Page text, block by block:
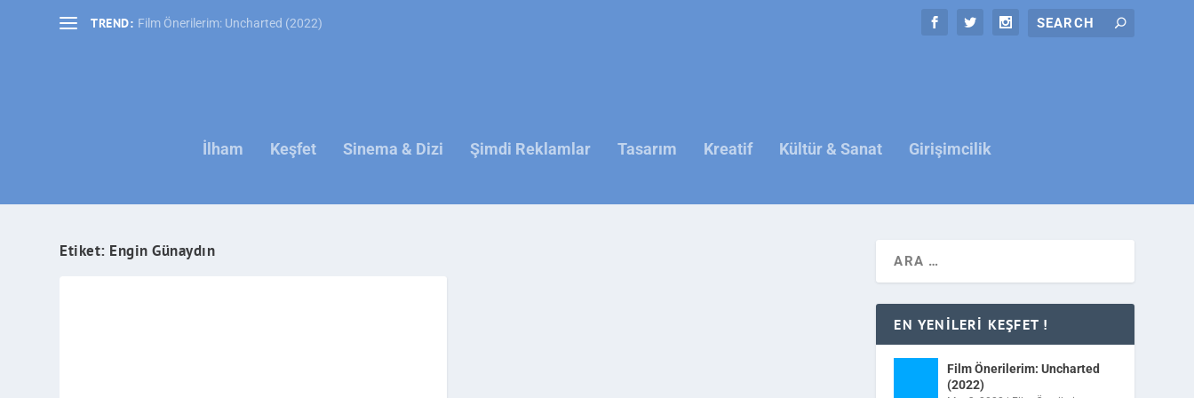
TREND: Film Önerilerim: Uncharted (2022)
İlham Keşfet Sinema & Dizi Şimdi Reklamlar Tasarım Kreatif Kültür & Sanat Girişimcilik
Etiket: Engin Günaydın
EN YENILERI KEŞFET !
Film Önerilerim: Uncharted
(2022)